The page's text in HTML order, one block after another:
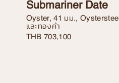
Submariner Date
Oyster, 41 มม., Oystersteel
และทองคำ
THB703,100